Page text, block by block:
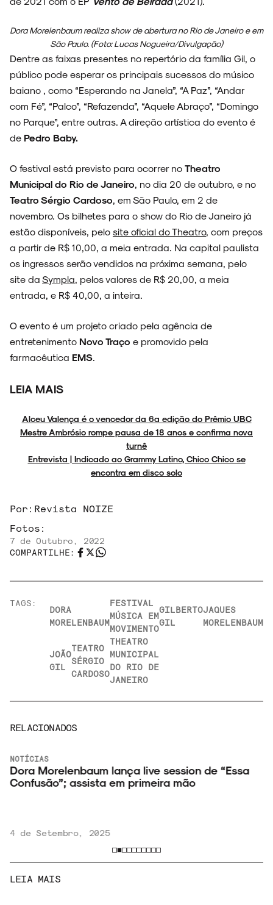
NOIZE RECORD CLUB
Dora Morelenbaum realiza show de abertura no Rio de Janeiro e em
São Paulo. (Foto: Lucas Nogueira/Divulgação)
Dentre as faixas presentes no repertório da família Gil, o
público pode esperar os principais sucessos do músico
baiano , como “Esperando na Janela”, “A Paz”, “Andar
com Fé”, “Palco”, “Refazenda”, “Aquele Abraço”, “Domingo
no Parque”, entre outras. A direção artística do evento é
de Pedro Baby.
O festival está previsto para ocorrer no Theatro
Municipal do Rio de Janeiro, no dia 20 de outubro, e no
Teatro Sérgio Cardoso, em São Paulo, em 2 de
novembro. Os bilhetes para o show do Rio de Janeiro já
estão disponíveis, pelo site oficial do Theatro, com preços
a partir de R$ 10,00, a meia entrada. Na capital paulista
os ingressos serão vendidos na próxima semana, pelo
site da Sympla, pelos valores de R$ 20,00, a meia
entrada, e R$ 40,00, a inteira.
O evento é um projeto criado pela agência de
entretenimento Novo Traço e promovido pela
farmacêutica EMS.
LEIA MAIS
Alceu Valença é o vencedor da 6ª edição do Prêmio UBC
Mestre Ambrósio rompe pausa de 18 anos e confirma nova
turnê
Entrevista | Indicado ao Grammy Latino, Chico Chico se
encontra em disco solo
Por: Revista NOIZE
Fotos:
7 de Outubro, 2022
COMPARTILHE:
TAGS:
DORA
MORELENBAUM
FESTIVAL
MÚSICA EM
MOVIMENTO
GILBERTO
GIL
JAQUES
MORELENBAUM
JOÃO
GIL
TEATRO
SÉRGIO
CARDOSO
THEATRO
MUNICIPAL
DO RIO DE
JANEIRO
RELACIONADOS
NOTÍCIAS
Dora Morelenbaum lança live session de “Essa
Confusão”; assista em primeira mão
4 de Setembro, 2025
LEIA MAIS